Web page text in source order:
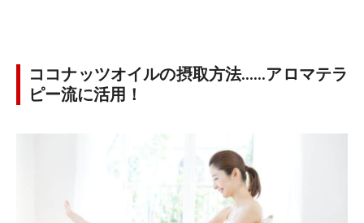
ココナッツオイルの摂取方法……アロマテラ
ピー流に活用！